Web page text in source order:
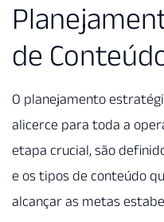
de
O planejamento
alicerce para toda a
etapa crucial, são
e os tipos de conteúdo
alcançar as metas